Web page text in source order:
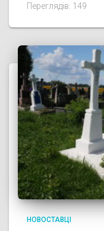
Переглядів: 149
НОВОСТАВЦІ